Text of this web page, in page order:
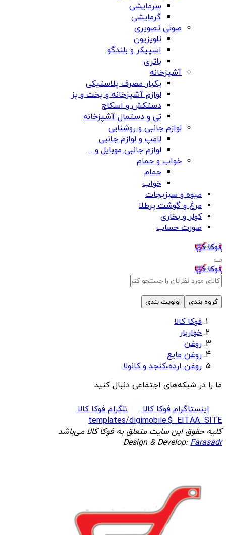
سرمایشی
گرمایشی
صوتی تصویری
تلویزیون
اسپیکر و بلندگو
باتری
آشپزخانه
یکبار مصرف پلاستیکی
لوازم آشپزخانه و پخت و پز
دستکش و اسکاج
تی و دستمال آشپزخانه
لوازم جانبی و روشنایی
لامپ و لوازم جانبی
لوازم جانبی موبایل و ...
خواب و حمام
حمام
خواب
میوه و سبزیجات
مرغ و گوشت پرطلا
کولر و بخاری
صورت حساب
فوکا کالا
فوکا کالا
گروه بندی اولویت بندی
فوکا کالا
خواربار
روغن
روغن مایع
روغن ارده،کنجد و کانولا
ما را در شبکه‌های اجتماعی دنبال کنید
اینستاگرام فوکا کالا
تلگرام فوکا کالا
templates/digimobile.$_EITAA_SITE
کلیه حقوق این سایت متعلق به فوکا کالا می‌باشد
Design & Develop:Farasadr